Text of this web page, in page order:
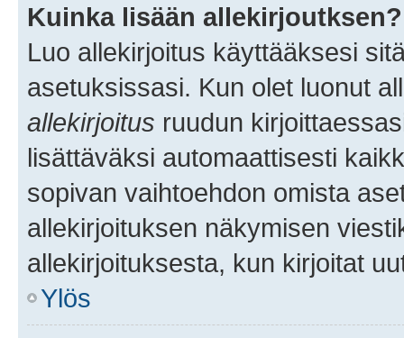
Kuinka lisään allekirjoutksen?
Luo allekirjoitus käyttääksesi
asetuksissasi. Kun olet luonut
allekirjoitus ruudun
lisättäväksi automaattisesti
sopivan vaihtoehdon omista
allekirjoituksen näkymisen
allekirjoituksesta, kun kirjoitat
Ylös